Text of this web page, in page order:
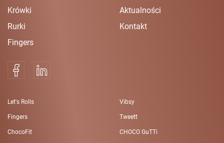
Krówki
Rurki
Fingers
Aktualności
Kontakt
Let's Rolls
Fingers
ChocoFit
Vibsy
Tweett
CHOCO GuTTi